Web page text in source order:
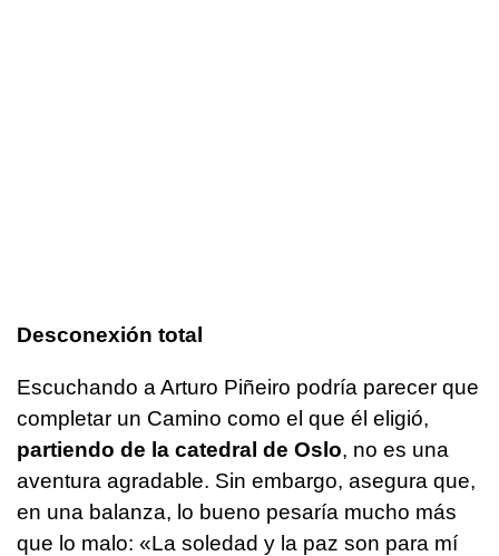
Desconexión total
Escuchando a Arturo Piñeiro podría parecer que
completar un Camino como el que él eligió,
partiendo de la catedral de Oslo, no es una
aventura agradable. Sin embargo, asegura que,
en una balanza, lo bueno pesaría mucho más
que lo malo: «La soledad y la paz son para mí